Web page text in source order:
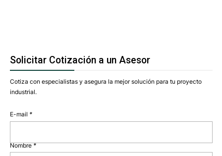
Solicitar Cotización a un Asesor
Cotiza con especialistas y asegura la mejor solución para tu proyecto
industrial.
E-mail *
Nombre*